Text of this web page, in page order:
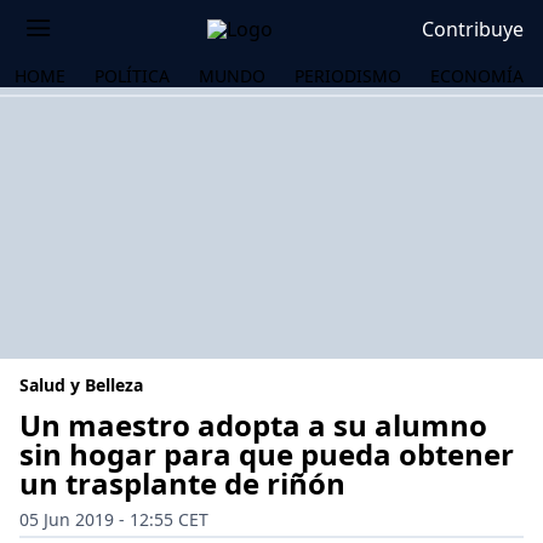
Contribuye
HOME POLÍTICA MUNDO PERIODISMO ECONOMÍA
Salud y Belleza
Un maestro adopta a su alumno
sin hogar para que pueda obtener
un trasplante de riñón
05 Jun 2019 - 12:55 CET